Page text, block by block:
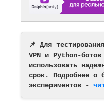
📌 Для
VPN и Python-ботов
использовать
срок. Подробнее о
экспериментов -